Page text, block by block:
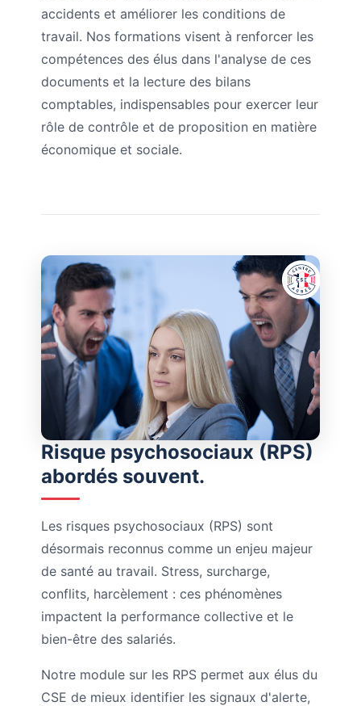
accidents et améliorer les conditions de
travail. Nos formations visent à renforcer les
compétences des élus dans l'analyse de ces
documents et la lecture des bilans
comptables, indispensables pour exercer leur
rôle de contrôle et de proposition en matière
économique et sociale.
Risque psychosociaux (RPS)
abordés souvent.
Les risques psychosociaux (RPS) sont
désormais reconnus comme un enjeu majeur
de santé au travail. Stress, surcharge,
conflits, harcèlement : ces phénomènes
impactent la performance collective et le
bien-être des salariés.
Notre module sur les RPS permet aux élus du
CSE de mieux identifier les signaux d'alerte,